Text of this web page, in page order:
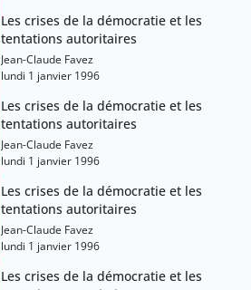
Les crises de la démocratie et les
tentations autoritaires
Jean-Claude Favez
lundi 1 janvier 1996
Les crises de la démocratie et les
tentations autoritaires
Jean-Claude Favez
lundi 1 janvier 1996
Les crises de la démocratie et les
tentations autoritaires
Jean-Claude Favez
lundi 1 janvier 1996
Les crises de la démocratie et les